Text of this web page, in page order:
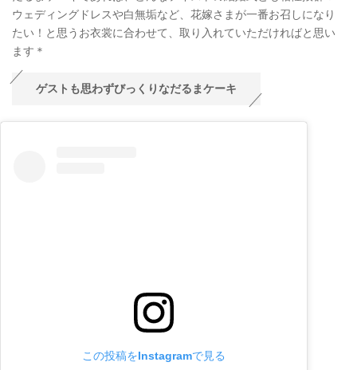
ウェディングドレスや白無垢など、花嫁さまが一番お召しになり
たい！と思うお衣裳に合わせて、取り入れていただければと思い
ます＊
ゲストも思わずびっくりなだるまケーキ
この投稿をInstagramで見る